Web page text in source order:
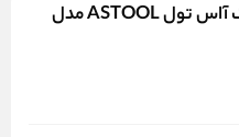
کیت فنر جمع کن نیمه هیدرولیک آاس تول ASTOOL مدل